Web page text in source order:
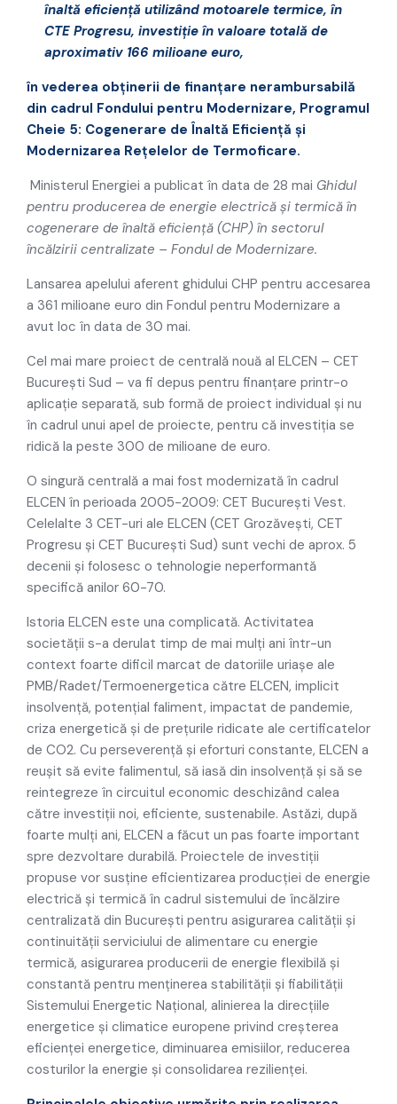
înaltă eficiență utilizând motoarele termice, în
CTE Progresu, investiție în valoare totală de
aproximativ 166 milioane euro,
în vederea obținerii de finanțare nerambursabilă
din cadrul Fondului pentru Modernizare, Programul
Cheie 5: Cogenerare de Înaltă Eficiență și
Modernizarea Rețelelor de Termoficare.
Ministerul Energiei a publicat în data de 28 mai Ghidul
pentru producerea de energie electrică și termică în
cogenerare de înaltă eficiență (CHP) în sectorul
încălzirii centralizate – Fondul de Modernizare.
Lansarea apelului aferent ghidului CHP pentru accesarea
a 361 milioane euro din Fondul pentru Modernizare a
avut loc în data de 30 mai.
Cel mai mare proiect de centrală nouă al ELCEN – CET
București Sud – va fi depus pentru finanțare printr-o
aplicaţie separată, sub formă de proiect individual și nu
în cadrul unui apel de proiecte, pentru că investiția se
ridică la peste 300 de milioane de euro.
O singură centrală a mai fost modernizată în cadrul
ELCEN în perioada 2005-2009: CET București Vest.
Celelalte 3 CET-uri ale ELCEN (CET Grozăvești, CET
Progresu și CET București Sud) sunt vechi de aprox. 5
decenii și folosesc o tehnologie neperformantă
specifică anilor 60-70.
Istoria ELCEN este una complicată. Activitatea
societății s-a derulat timp de mai mulți ani într-un
context foarte dificil marcat de datoriile uriașe ale
PMB/Radet/Termoenergetica către ELCEN, implicit
insolvență, potențial faliment, impactat de pandemie,
criza energetică și de prețurile ridicate ale certificatelor
de CO2. Cu perseverență și eforturi constante, ELCEN a
reușit să evite falimentul, să iasă din insolvență și să se
reintegreze în circuitul economic deschizând calea
către investiții noi, eficiente, sustenabile. Astăzi, după
foarte mulți ani, ELCEN a făcut un pas foarte important
spre dezvoltare durabilă. Proiectele de investiții
propuse vor susține eficientizarea producției de energie
electrică și termică în cadrul sistemului de încălzire
centralizată din București pentru asigurarea calității și
continuității serviciului de alimentare cu energie
termică, asigurarea producerii de energie flexibilă și
constantă pentru menținerea stabilității și fiabilității
Sistemului Energetic Național, alinierea la direcțiile
energetice și climatice europene privind creșterea
eficienței energetice, diminuarea emisiilor, reducerea
costurilor la energie și consolidarea rezilienței.